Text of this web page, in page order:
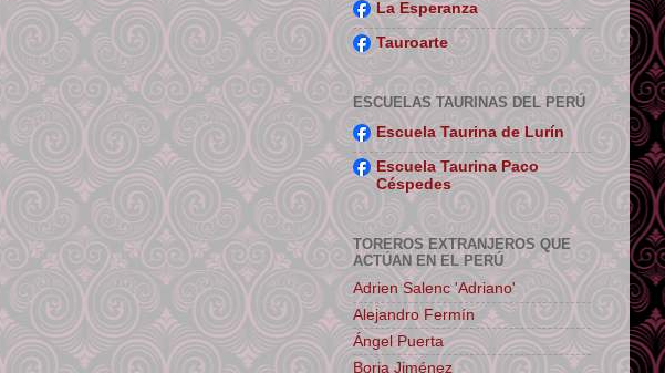
La Esperanza
Tauroarte
ESCUELAS TAURINAS DEL PERÚ
Escuela Taurina de Lurín
Escuela Taurina Paco
Céspedes
TOREROS EXTRANJEROS QUE
ACTÚAN EN EL PERÚ
Adrien Salenc 'Adriano'
Alejandro Fermín
Ángel Puerta
Borja Jiménez